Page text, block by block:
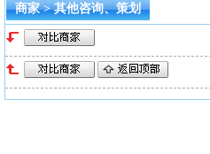
商家 > 其他咨询、策划